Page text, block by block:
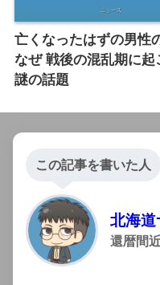
亡くなったはずの男性
なぜ 戦後の混乱期に起
謎の話題
この記事を書いた人
北海道
還暦間